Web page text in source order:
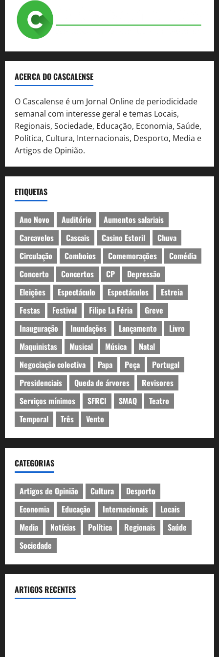
ACERCA DO CASCALENSE
O Cascalense é um Jornal Online de periodicidade
semanal com interesse geral e temas Locais,
Regionais, Sociedade, Educação, Economia, Saúde,
Política, Cultura, Internacionais, Desporto, Media e
Artigos de Opinião.
ETIQUETAS
Ano Novo Auditório
Aumentos salariais
Carcavelos
Cascais Casino Estoril
Chuva
Circulação
Comboios Comemorações
Comédia
Concerto
Concertos CP
Depressão
Eleições
Espectáculo Espectáculos
Estreia
Festas
Festival Filipe La Féria
Greve
Inauguração
Inundações Lançamento
Livro
Maquinistas
Musical Música
Natal
Negociação colectiva
Papa Peça
Portugal
Presidenciais
Queda de árvores
Revisores
Serviços mínimos
SFRCI SMAQ
Teatro
Temporal
Três Vento
CATEGORIAS
Artigos de Opinião Cultura
Desporto
Economia
Educação Internacionais
Locais
Media
Notícias Política Regionais
Saúde
Sociedade
ARTIGOS RECENTES